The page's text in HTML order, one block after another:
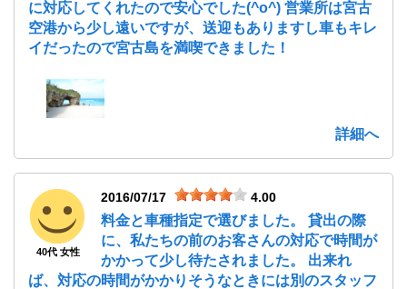
に対応してくれたので安心でした(^o^) 営業所は宮古
空港から少し遠いですが、送迎もありますし車もキレ
イだったので宮古島を満喫できました！
詳細へ
40代 女性
2016/07/17 4.00
料金と車種指定で選びました。 貸出の際
に、私たちの前のお客さんの対応で時間が
かかって少し待たされました。 出来れ
ば、対応の時間がかかりそうなときには別のスタッフ